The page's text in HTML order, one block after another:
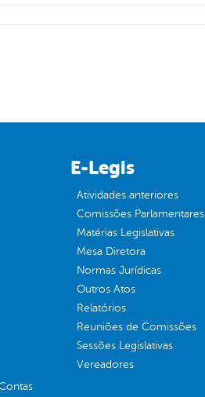
E-Legis
Atividades anteriores
Comissões Parlamentares
Matérias Legislativas
Mesa Diretora
Normas Jurídicas
Outros Atos
Relatórios
Reuniões de Comissões
Sessões Legislativas
Vereadores